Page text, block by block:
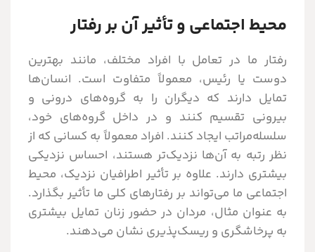
محیط اجتماعی و تأثیر آن بر رفتار
رفتار ما در تعامل با افراد مختلف، مانند بهترین
دوست یا رئیس، معمولاً متفاوت است. انسان‌ها
تمایل دارند که دیگران را به گروه‌های درونی و
بیرونی تقسیم کنند و در داخل گروه‌های خود،
سلسله‌مراتب ایجاد کنند. افراد معمولاً به کسانی که از
نظر رتبه به آن‌ها نزدیک‌تر هستند، احساس نزدیکی
بیشتری دارند. علاوه بر تأثیر اطرافیان نزدیک، محیط
اجتماعی ما می‌تواند بر رفتارهای کلی ما تأثیر بگذارد.
به عنوان مثال، مردان در حضور زنان تمایل بیشتری
به پرخاشگری و ریسک‌پذیری نشان می‌دهند.